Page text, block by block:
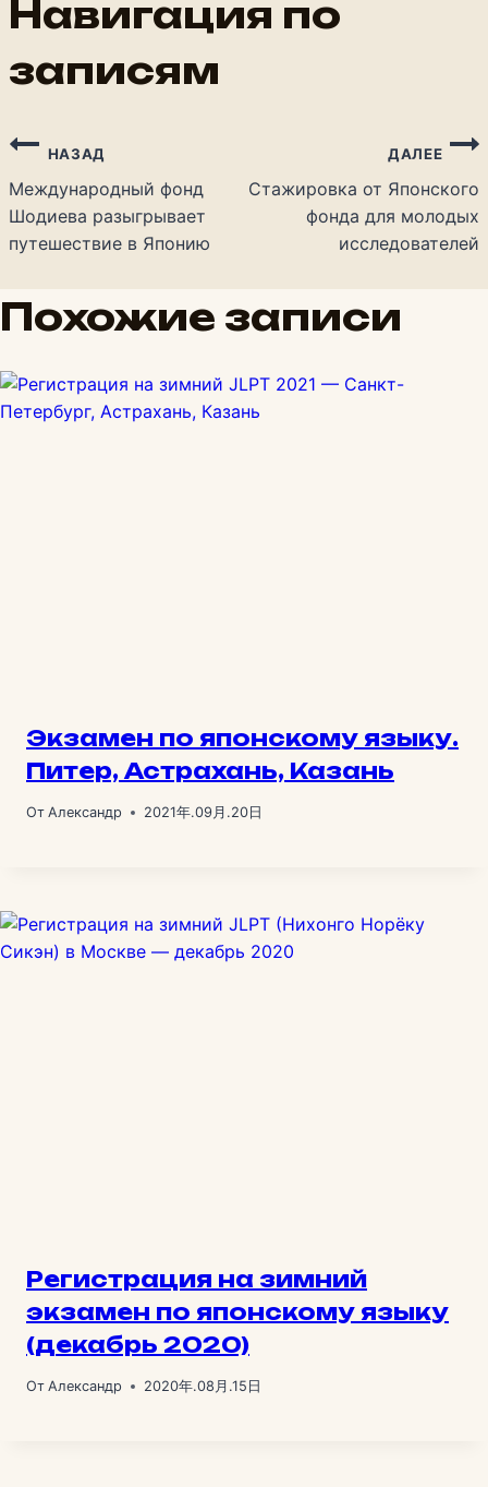
Навигация по
записям
НАЗАД
Международный фонд
Шодиева разыгрывает
путешествие в Японию
ДАЛЕЕ
Стажировка от Японского
фонда для молодых
исследователей
Похожие записи
Экзамен по японскому языку.
Питер, Астрахань, Казань
От Александр 2021年.09月.20日
Регистрация на зимний
экзамен по японскому языку
(декабрь 2020)
От Александр 2020年.08月.15日